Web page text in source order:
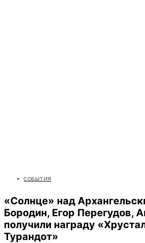
СОБЫТИЯ
«Солнце» над
Бородин, Егор Перегудов,
получили награду
Турандот»